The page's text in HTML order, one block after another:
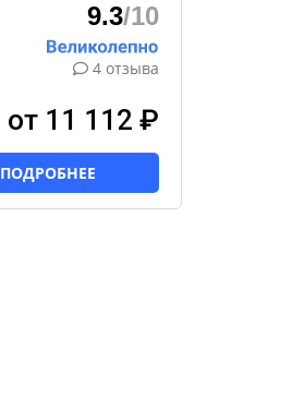
9.3/10
4 отзыва
от 11 112 ₽
ПОДРОБНЕЕ